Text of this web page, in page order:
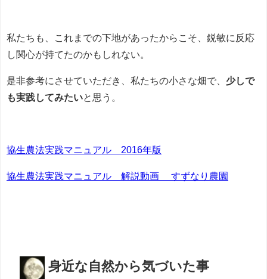
私たちも、これまでの下地があったからこそ、鋭敏に反応
し関心が持てたのかもしれない。
是非参考にさせていただき、私たちの小さな畑で、 少しで
も実践してみたいと思う。
協生農法実践マニュアル 2016年版
協生農法実践マニュアル 解説動画 すずなり農園
身近な自然から気づいた事